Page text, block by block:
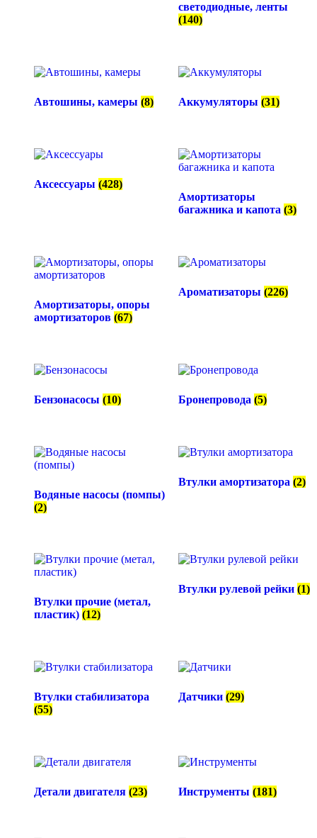
светодиодные, ленты
(140)
Автошины, камеры (8) Аккумуляторы (31)
Аксессуары (428)
Амортизаторы
багажника и капота (3)
Амортизаторы, опоры
амортизаторов (67)
Ароматизаторы (226)
Бензонасосы (10) Бронепровода (5)
Водяные насосы (помпы)
(2)
Втулки амортизатора (2)
Втулки прочие (метал,
пластик) (12)
Втулки рулевой рейки (1)
Втулки стабилизатора
(55)
Датчики (29)
Детали двигателя (23) Инструменты (181)